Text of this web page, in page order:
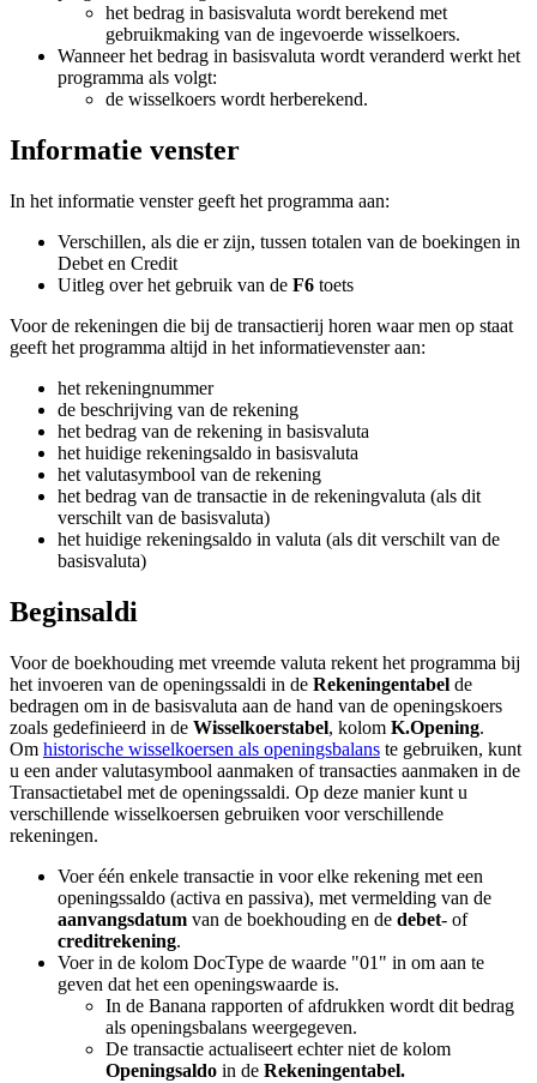
het bedrag in basisvaluta wordt berekend met
gebruikmaking van de ingevoerde wisselkoers.
Wanneer het bedrag in basisvaluta wordt veranderd werkt het
programma als volgt:
de wisselkoers wordt herberekend.
Informatie venster
In het informatie venster geeft het programma aan:
Verschillen, als die er zijn, tussen totalen van de boekingen in
Debet en Credit
Uitleg over het gebruik van de F6 toets
Voor de rekeningen die bij de transactierij horen waar men op staat
geeft het programma altijd in het informatievenster aan:
het rekeningnummer
de beschrijving van de rekening
het bedrag van de rekening in basisvaluta
het huidige rekeningsaldo in basisvaluta
het valutasymbool van de rekening
het bedrag van de transactie in de rekeningvaluta (als dit
verschilt van de basisvaluta)
het huidige rekeningsaldo in valuta (als dit verschilt van de
basisvaluta)
Beginsaldi
Voor de boekhouding met vreemde valuta rekent het programma bij
het invoeren van de openingssaldi in de Rekeningentabel de
bedragen om in de basisvaluta aan de hand van de openingskoers
zoals gedefinieerd in de Wisselkoerstabel, kolom K.Opening.
Om historische wisselkoersen als openingsbalans te gebruiken, kunt
u een ander valutasymbool aanmaken of transacties aanmaken in de
Transactietabel met de openingssaldi. Op deze manier kunt u
verschillende wisselkoersen gebruiken voor verschillende
rekeningen.
Voer één enkele transactie in voor elke rekening met een
openingssaldo (activa en passiva), met vermelding van de
aanvangsdatum van de boekhouding en de debet- of
creditrekening.
Voer in de kolom DocType de waarde "01" in om aan te
geven dat het een openingswaarde is.
In de Banana rapporten of afdrukken wordt dit bedrag
als openingsbalans weergegeven.
De transactie actualiseert echter niet de kolom
Openingsaldo in de Rekeningentabel.